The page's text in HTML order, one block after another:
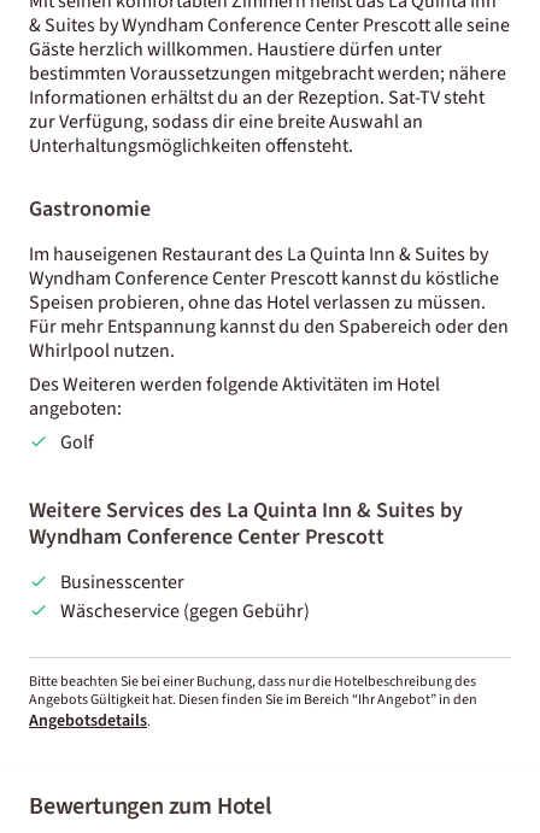
& Suites by Wyndham Conference Center Prescott alle seine
Gäste herzlich willkommen. Haustiere dürfen unter
bestimmten Voraussetzungen mitgebracht werden; nähere
Informationen erhältst du an der Rezeption. Sat-TV steht
zur Verfügung, sodass dir eine breite Auswahl an
Unterhaltungsmöglichkeiten offensteht.
Gastronomie
Im hauseigenen Restaurant des La Quinta Inn & Suites by
Wyndham Conference Center Prescott kannst du köstliche
Speisen probieren, ohne das Hotel verlassen zu müssen.
Für mehr Entspannung kannst du den Spabereich oder den
Whirlpool nutzen.
Des Weiteren werden folgende Aktivitäten im Hotel
angeboten:
Golf
Weitere Services des La Quinta Inn & Suites by
Wyndham Conference Center Prescott
Businesscenter
Wäscheservice (gegen Gebühr)
Bitte beachten Sie bei einer Buchung, dass nur die Hotelbeschreibung des
Angebots Gültigkeit hat. Diesen finden Sie im Bereich “Ihr Angebot” in den
Angebotsdetails.
Bewertungen zum Hotel